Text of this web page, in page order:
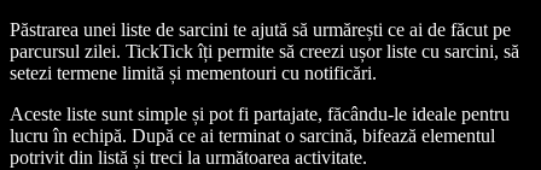
Păstrarea unei liste de sarcini te ajută să urmărești ce ai de făcut pe
parcursul zilei. TickTick îți permite să creezi ușor liste cu sarcini, să
setezi termene limită și mementouri cu notificări.
Aceste liste sunt simple și pot fi partajate, făcându-le ideale pentru
lucru în echipă. După ce ai terminat o sarcină, bifează elementul
potrivit din listă și treci la următoarea activitate.